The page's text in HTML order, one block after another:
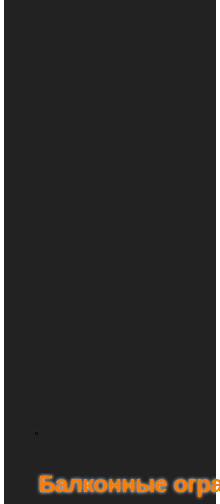
Балконные